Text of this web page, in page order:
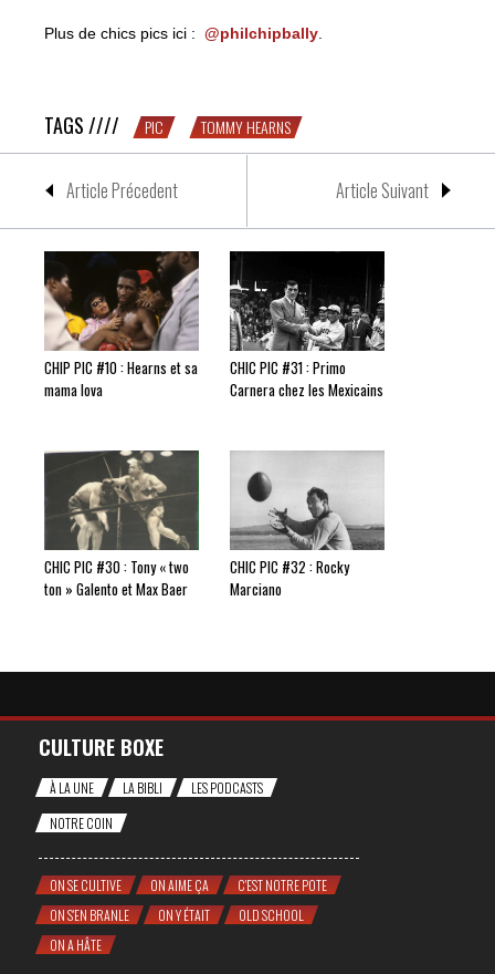
Plus de chics pics ici : @philchipbally
TAGS //// PIC TOMMY HEARNS
Article Précedent Article Suivant
CHIP PIC #10 : Hearns et sa
mama lova
CHIC PIC #31 : Primo
Carnera chez les Mexicains
CHIC PIC #30 : Tony « two
ton » Galento et Max Baer
CHIC PIC #32 : Rocky
Marciano
CULTURE BOXE
À LA UNE LA BIBLI
LES PODCASTS
NOTRE COIN
ON SE CULTIVE ON AIME ÇA
C'EST NOTRE POTE
ON S'EN BRANLE
ON Y ÉTAIT
OLD SCHOOL
ON A HÂTE